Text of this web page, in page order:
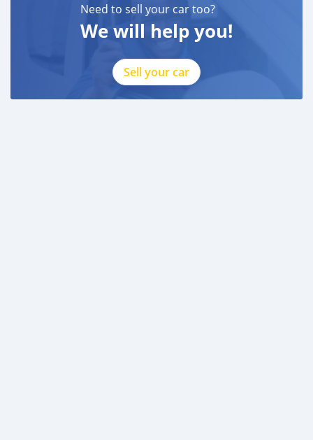
Need to sell your car too?
We will help you!
Sell your car